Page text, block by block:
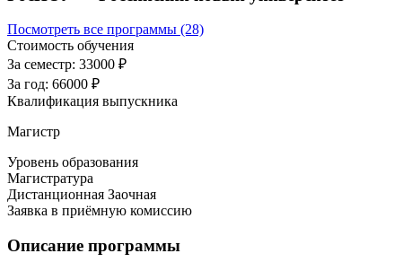
Посмотреть все программы (28)
Стоимость обучения
За семестр: 33000 ₽
За год: 66000 ₽
Квалификация выпускника
Магистр
Уровень образования
Магистратура
Дистанционная Заочная
Заявка в приёмную комиссию
Описание программы